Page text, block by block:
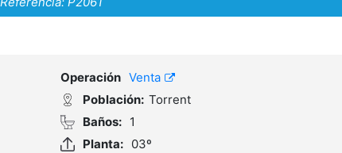
Operación Venta
Población: Torrent
Baños:
1
Planta:
03º